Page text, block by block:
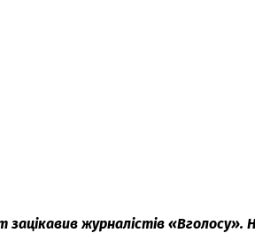
зацікавив журналістів «Вголосу».